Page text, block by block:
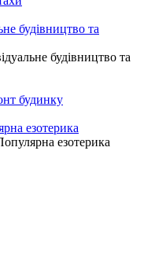
будівництво та
будівництво та
будинку
езотерика
езотерика